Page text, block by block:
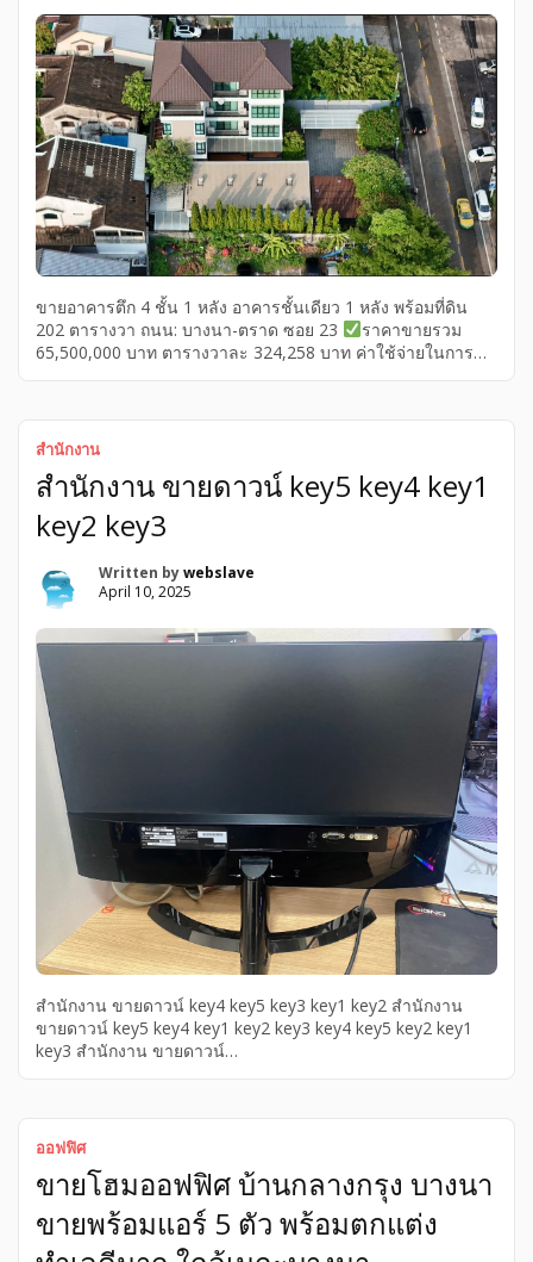
ขายอาคารตึก 4 ชั้น 1 หลัง อาคารชั้นเดียว 1 หลัง พร้อมที่ดิน
202 ตารางวา ถนน: บางนา-ตราด ซอย 23
ราคาขายรวม
65,500,000 บาท ตารางวาละ 324,258 บาท ค่าใช้จ่ายในการ
พร้อมห้องน้ำ พื้นที่ใช้สอยรวม 800 ตารางเมตร อาคารปรับปรุบ
ใหม่ค่ะ จอดรถได้กว่า 6 คัน พื้นที่สีส้ม ย.7-25 […]
สำนักงาน
สำนักงาน ขายดาวน์ key5 key4 key1
key2 key3
Written bywebslave
April 10, 2025
สำนักงาน ขายดาวน์ key4 key5 key3 key1 key2 สำนักงาน
ขายดาวน์ key5 key4 key1 key2 key3 key4 key5 key2 key1
key3 สำนักงาน ขายดาวน์
ออฟฟิศ
ขายโฮมออฟฟิศ บ้านกลางกรุง บางนา
ขายพร้อมแอร์ 5 ตัว พร้อมตกแต่ง